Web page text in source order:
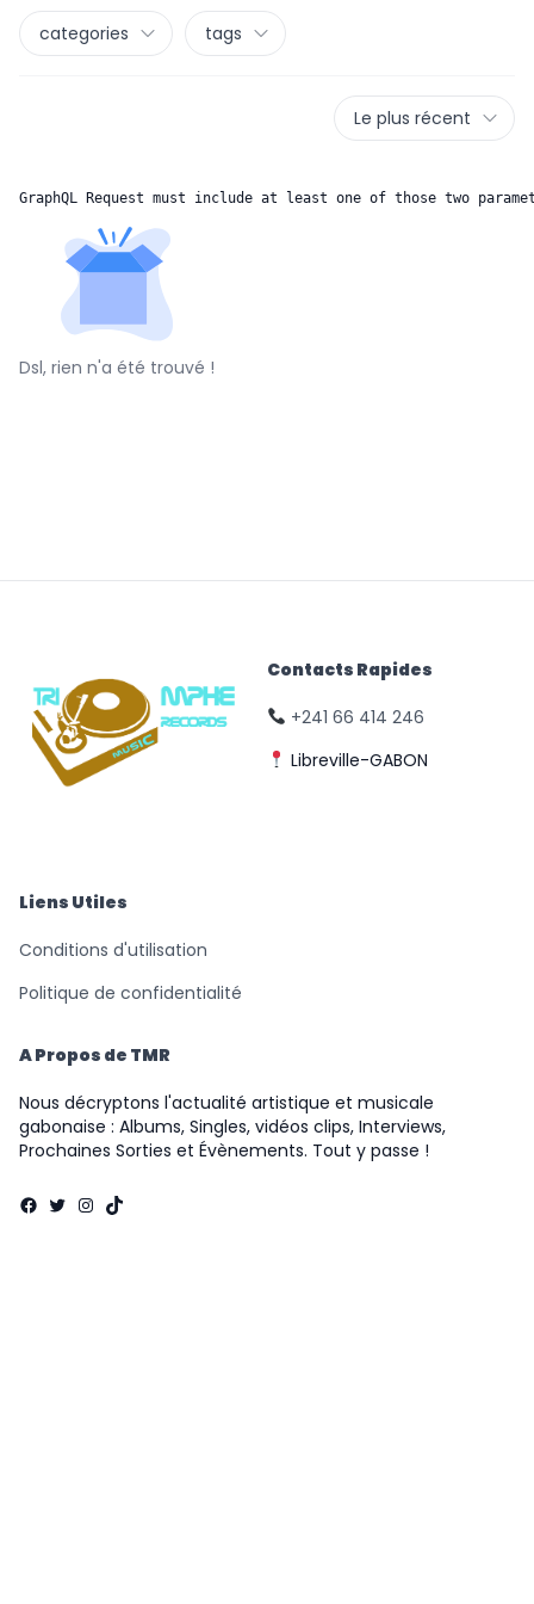
categories tags
Le plus récent
GraphQL Request must include at least one of those two
Dsl, rien n'a été trouvé !
Contacts Rapides
+241 66 414 246
Libreville-GABON
Liens Utiles
Conditions d'utilisation
Politique de confidentialité
A Propos de TMR
Nous décryptons l'actualité artistique et musicale
gabonaise : Albums, Singles, vidéos clips, Interviews,
Prochaines Sorties et Évènements. Tout y passe !
Facebook
Twitter
Instagram
TikTok